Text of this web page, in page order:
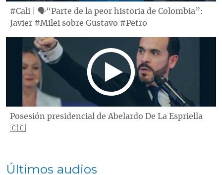
#Cali | 🗣“Parte de la peor historia de Colombia”:
Javier #Milei sobre Gustavo #Petro
Posesión presidencial de Abelardo De La Espriella
🇨🇴
Últimos audios